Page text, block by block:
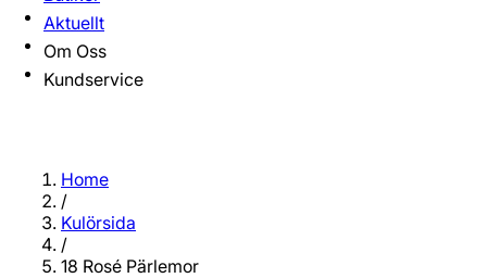
Aktuellt
Om Oss
Kundservice
Home
/
Kulörsida
/
18 Rosé Pärlemor